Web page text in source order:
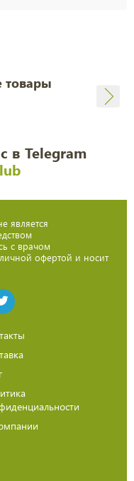
товары
в Telegram
является
с врачом
офертой и носит